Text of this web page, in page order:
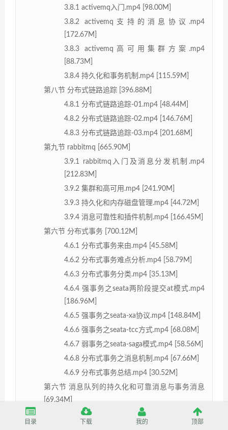
3.8.1 activemq入门.mp4 [98.00M]
3.8.2 activemq支持的消息协议.mp4
[172.67M]
3.8.3 activemq高可用集群方案.mp4
[88.73M]
3.8.4 持久化和事务机制.mp4 [115.59M]
第八节 分布式链路追踪 [396.88M]
4.8.1 分布式链路追踪-01.mp4 [48.44M]
4.8.2 分布式链路追踪-02.mp4 [146.76M]
4.8.3 分布式链路追踪-03.mp4 [201.68M]
第九节 rabbitmq [665.90M]
3.9.1 rabbitmq入门及消息分发机制.mp4
[212.83M]
3.9.2 集群和高可用.mp4 [241.90M]
3.9.3 持久化和内存磁盘管理.mp4 [44.72M]
3.9.4 消息可靠性和插件机制.mp4 [166.45M]
第六节 分布式事务 [700.12M]
4.6.1 分布式事务来由.mp4 [45.58M]
4.6.2 分布式事务难点分析.mp4 [58.79M]
4.6.3 分布式事务分类.mp4 [35.13M]
4.6.4 强事务之seata两阶段提交at模式.mp4
[186.96M]
4.6.5 强事务之seata-xa协议.mp4 [148.84M]
4.6.6 强事务之seata-tcc方式.mp4 [68.08M]
4.6.7 弱事务之seata-saga模式.mp4 [58.56M]
4.6.8 分布式事务之消息机制.mp4 [67.66M]
4.6.9 分布式事务总结.mp4 [30.52M]
第六节 消息队列的持久化和可靠消息与事务消息
[69.34M]
3.6.1 消息中间件的对比使用经验.mp4
[69.34M]
目录 下载 我的 顶部